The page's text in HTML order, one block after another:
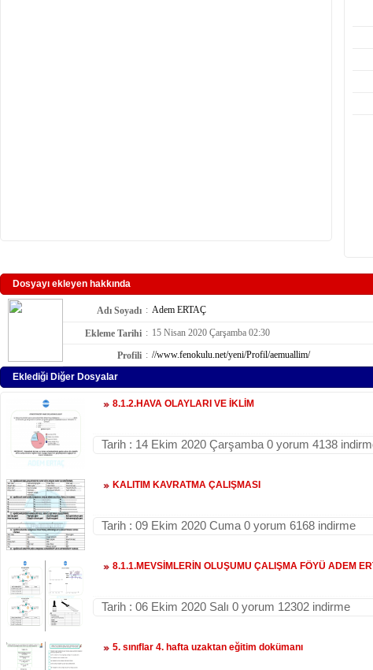
Dosyayı ekleyen hakkında
Adı Soyadı : Adem ERTAÇ
Ekleme Tarihi : 15 Nisan 2020 Çarşamba 02:30
Profili : //www.fenokulu.net/yeni/Profil/aemuallim/
Eklediği Diğer Dosyalar
8.1.2.HAVA OLAYLARI VE İKLİM
Tarih : 14 Ekim 2020 Çarşamba 0 yorum 4138
KALITIM KAVRATMA ÇALIŞMASI
Tarih : 09 Ekim 2020 Cuma 0 yorum 6168 indirme
8.1.1.MEVSİMLERİN OLUŞUMU ÇALIŞMA FÖYÜ ADEM
Tarih : 06 Ekim 2020 Salı 0 yorum 12302 indirme
5. sınıflar 4. hafta uzaktan eğitim dokümanı